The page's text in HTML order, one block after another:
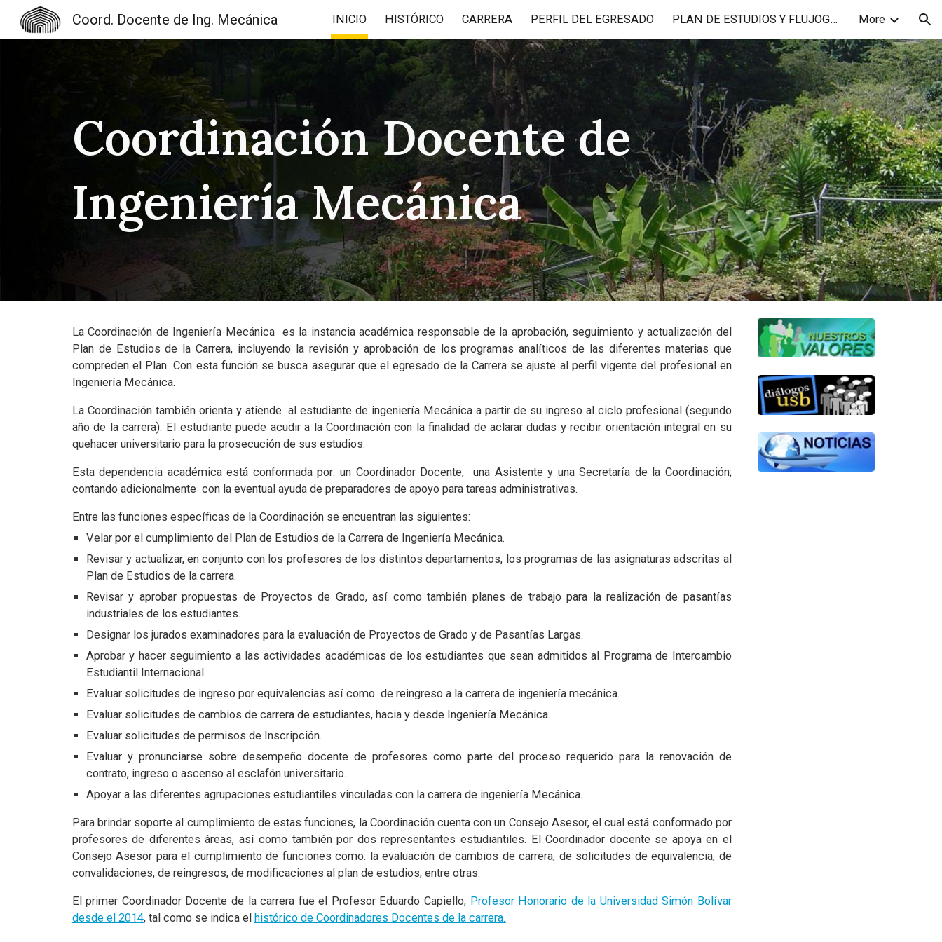
Skip to main content Skip to navigation
Coord. Docente de Ing. Mecánica INICIO HISTÓRICO CARRERA PERFIL DEL EGRESADO PLAN DE ESTUDIOS Y FLUJOGRAMAS More
Coordinación Docente de
Ingeniería Mecánica
La Coordinación de Ingeniería Mecánica es la instancia académica responsable de la aprobación, seguimiento y actualización del
Plan de Estudios de la Carrera, incluyendo la revisión y aprobación de los programas analíticos de las diferentes materias que
compreden el Plan. Con esta función se busca asegurar que el egresado de la Carrera se ajuste al perfil vigente del profesional en
Ingeniería Mecánica.
La Coordinación también orienta y atiende al estudiante de ingeniería Mecánica a partir de su ingreso al ciclo profesional (segundo
año de la carrera). El estudiante puede acudir a la Coordinación con la finalidad de aclarar dudas y recibir orientación integral en su
quehacer universitario para la prosecución de sus estudios.
Esta dependencia académica está conformada por: un Coordinador Docente, una Asistente y una Secretaría de la Coordinación;
contando adicionalmente con la eventual ayuda de preparadores de apoyo para tareas administrativas.
Entre las funciones específicas de la Coordinación se encuentran las siguientes:
Velar por el cumplimiento del Plan de Estudios de la Carrera de Ingeniería Mecánica.
Revisar y actualizar, en conjunto con los profesores de los distintos departamentos, los programas de las asignaturas adscritas al
Plan de Estudios de la carrera.
Revisar y aprobar propuestas de Proyectos de Grado, así como también planes de trabajo para la realización de pasantías
industriales de los estudiantes.
Designar los jurados examinadores para la evaluación de Proyectos de Grado y de Pasantías Largas.
Aprobar y hacer seguimiento a las actividades académicas de los estudiantes que sean admitidos al Programa de Intercambio
Estudiantil Internacional.
Evaluar solicitudes de ingreso por equivalencias así como de reingreso a la carrera de ingeniería mecánica.
Evaluar solicitudes de cambios de carrera de estudiantes, hacia y desde Ingeniería Mecánica.
Evaluar solicitudes de permisos de Inscripción.
Evaluar y pronunciarse sobre desempeño docente de profesores como parte del proceso requerido para la renovación de
contrato, ingreso o ascenso al esclafón universitario.
Apoyar a las diferentes agrupaciones estudiantiles vinculadas con la carrera de ingeniería Mecánica.
Para brindar soporte al cumplimiento de estas funciones, la Coordinación cuenta con un Consejo Asesor, el cual está conformado por
profesores de diferentes áreas, así como también por dos representantes estudiantiles. El Coordinador docente se apoya en el
Consejo Asesor para el cumplimiento de funciones como: la evaluación de cambios de carrera, de solicitudes de equivalencia, de
convalidaciones, de reingresos, de modificaciones al plan de estudios, entre otras.
El primer Coordinador Docente de la carrera fue el Profesor Eduardo Capiello, Profesor Honorario de la Universidad Simón Bolívar
desde el 2014, tal como se indica el histórico de Coordinadores Docentes de la carrera.